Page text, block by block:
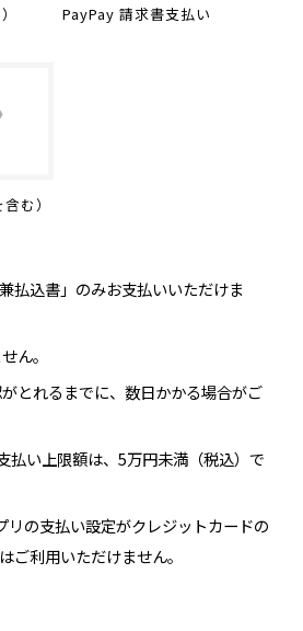
PayPay 請求書支払い
む）
払込書」のみお支払いいただけま
ん。
とれるまでに、数日かかる場合がご
払い上限額は、5万円未満（税込）で
の支払い設定がクレジットカードの
ご利用いただけません。